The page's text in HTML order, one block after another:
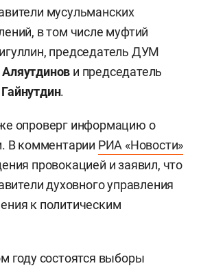
мусульманских
в том числе муфтий
председатель ДУМ
и председатель
.
опроверг информацию о
В комментарии РИА «Новости»
провокацией и заявил, что
духовного управления
к политическим
году состоятся выборы